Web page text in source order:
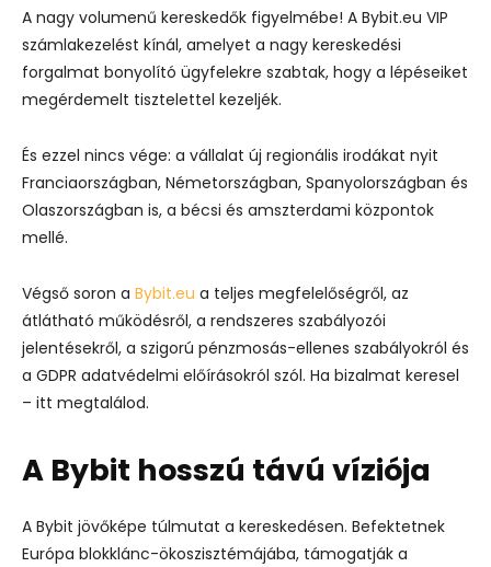
A nagy volumenű kereskedők figyelmébe! A Bybit.eu VIP
számlakezelést kínál, amelyet a nagy kereskedési
forgalmat bonyolító ügyfelekre szabtak, hogy a lépéseiket
megérdemelt tisztelettel kezeljék.
És ezzel nincs vége: a vállalat új regionális irodákat nyit
Franciaországban, Németországban, Spanyolországban és
Olaszországban is, a bécsi és amszterdami központok
mellé.
Végső soron a Bybit.eu a teljes megfelelőségről, az
átlátható működésről, a rendszeres szabályozói
jelentésekről, a szigorú pénzmosás-ellenes szabályokról és
a GDPR adatvédelmi előírásokról szól. Ha bizalmat keresel
– itt megtalálod.
A Bybit hosszú távú víziója
A Bybit jövőképe túlmutat a kereskedésen. Befektetnek
Európa blokklánc-ökoszisztémájába, támogatják a